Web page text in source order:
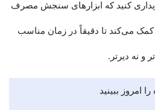
کنید که ابزارهای سنجش مصرف
کمک می‌کند تا دقیقاً در زمان مناسب
و نه دیرتر.
را امروز ببینید